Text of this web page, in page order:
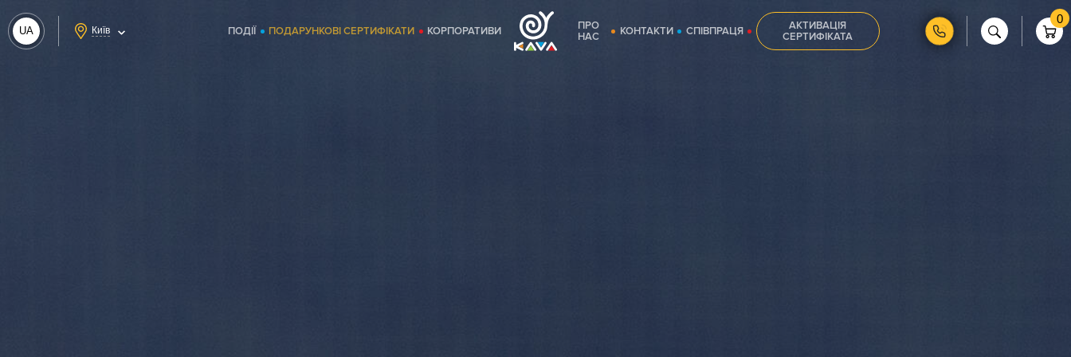
UA Київ ПОДІЇ ПОДАРУНКОВІ СЕРТИФІКАТИ КОРПОРАТИВИ
ПРО
НАС
КОНТАКТИ СПІВПРАЦЯ
АКТИВАЦІЯ
СЕРТИФІКАТА
0